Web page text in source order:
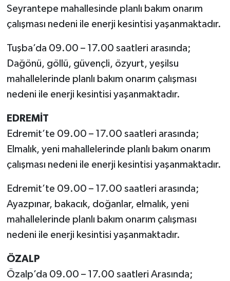
Seyrantepe mahallesinde planlı bakım onarım
çalışması nedeni ile enerji kesintisi yaşanmaktadır.
Tuşba’da 09.00 – 17.00 saatleri arasında;
Dağönü, göllü, güvençli, özyurt, yeşilsu
mahallelerinde planlı bakım onarım çalışması
nedeni ile enerji kesintisi yaşanmaktadır.
EDREMİT
Edremit’te 09.00 – 17.00 saatleri arasında;
Elmalık, yeni mahallelerinde planlı bakım onarım
çalışması nedeni ile enerji kesintisi yaşanmaktadır.
Edremit’te 09.00 – 17.00 saatleri arasında;
Ayazpınar, bakacık, doğanlar, elmalık, yeni
mahallelerinde planlı bakım onarım çalışması
nedeni ile enerji kesintisi yaşanmaktadır.
ÖZALP
Özalp’da 09.00 – 17.00 saatleri Arasında;